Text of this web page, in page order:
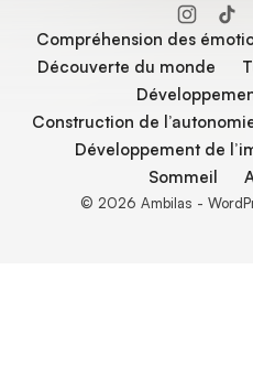
Compréhension des
Découverte du monde
Construction de
Développement de
Sommeil
© 2026 Ambilas -